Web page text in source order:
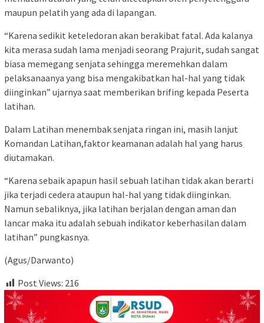
maupun pelatih yang ada di lapangan.
“Karena sedikit keteledoran akan berakibat fatal. Ada kalanya
kita merasa sudah lama menjadi seorang Prajurit, sudah sangat
biasa memegang senjata sehingga meremehkan dalam
pelaksanaanya yang bisa mengakibatkan hal-hal yang tidak
diinginkan” ujarnya saat memberikan brifing kepada Peserta
latihan.
Dalam Latihan menembak senjata ringan ini, masih lanjut
Komandan Latihan,faktor keamanan adalah hal yang harus
diutamakan.
“Karena sebaik apapun hasil sebuah latihan tidak akan berarti
jika terjadi cedera ataupun hal-hal yang tidak diinginkan.
Namun sebaliknya, jika latihan berjalan dengan aman dan
lancar maka itu adalah sebuah indikator keberhasilan dalam
latihan” pungkasnya.
(Agus/Darwanto)
Post Views: 216